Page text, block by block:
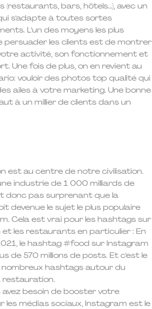
(restaurants, bars, hôtels…), avec un
s’adapte à toutes sortes
L’un des moyens les plus
persuader les clients est de montrer
activité, son fonctionnement et
Une fois de plus, on en revient au
vouloir des photos top qualité qui
ailes à votre marketing. Une bonne
à un millier de clients dans un
est au centre de notre civilisation.
industrie de 1 000 milliards de
donc pas surprenant que la
devenue le sujet le plus populaire
Cela est vrai pour les hashtags sur
les restaurants en particulier : En
le hashtag #food sur Instagram
de 570 millions de posts. Et c’est le
nombreux hashtags autour du
restauration.
avez besoin de booster votre
les médias sociaux, Instagram est le